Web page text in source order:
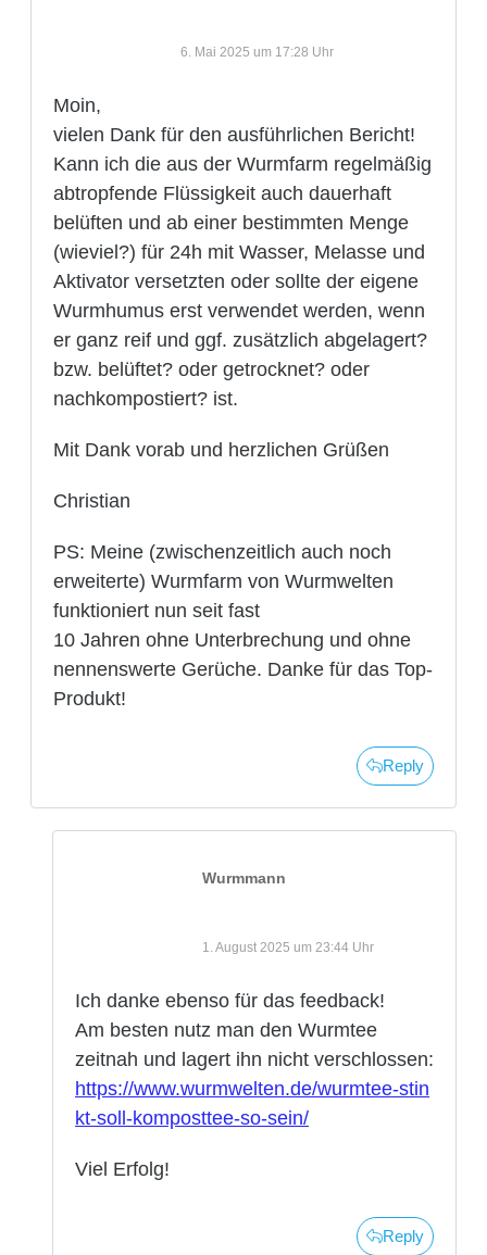
6. Mai 2025 um 17:28 Uhr
Moin,
vielen Dank für den ausführlichen Bericht!
Kann ich die aus der Wurmfarm regelmäßig
abtropfende Flüssigkeit auch dauerhaft
belüften und ab einer bestimmten Menge
(wieviel?) für 24h mit Wasser, Melasse und
Aktivator versetzten oder sollte der eigene
Wurmhumus erst verwendet werden, wenn
er ganz reif und ggf. zusätzlich abgelagert?
bzw. belüftet? oder getrocknet? oder
nachkompostiert? ist.
Mit Dank vorab und herzlichen Grüßen
Christian
PS: Meine (zwischenzeitlich auch noch
erweiterte) Wurmfarm von Wurmwelten
funktioniert nun seit fast
10 Jahren ohne Unterbrechung und ohne
nennenswerte Gerüche. Danke für das Top-
Produkt!
Reply
Wurmmann
1. August 2025 um 23:44 Uhr
Ich danke ebenso für das feedback!
Am besten nutz man den Wurmtee
zeitnah und lagert ihn nicht verschlossen:
https://www.wurmwelten.de/wurmtee-stin
kt-soll-komposttee-so-sein/
Viel Erfolg!
Reply